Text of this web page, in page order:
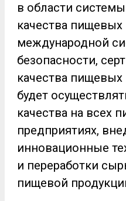
в области
качества пищевых
международной
безопасности,
качества пищевых
будет
качества на всех
предприятиях,
инновационные
и переработки
пищевой